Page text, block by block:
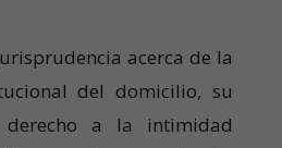
acerca de la
del domicilio, su
a la intimidad